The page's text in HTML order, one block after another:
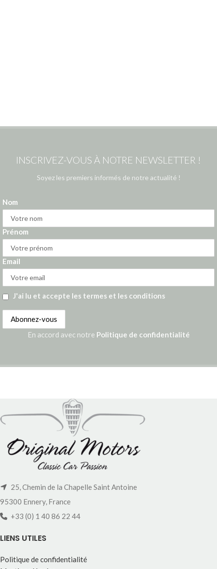
INSCRIVEZ-VOUS À NOTRE NEWSLETTER !
Soyez les premiers informés de notre actualité !
Nom
Prénom
Email
J'ai lu et accepte les termes et les conditions
En accord avec notre Politique de confidentialité
25, Chemin de la Chapelle Saint Antoine
95300 Ennery, France
+33 (0) 1 40 86 22 44
LIENS UTILES
Politique de confidentialité